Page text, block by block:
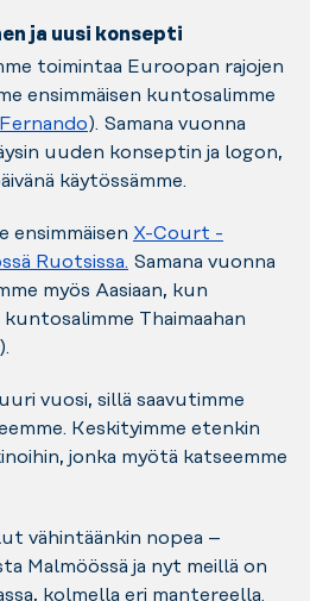
ja uusi konsepti
toimintaa Euroopan rajojen
ensimmäisen kuntosalimme
). Samana vuonna
uuden konseptin ja logon,
käytössämme.
ensimmäisen X-Court -
Ruotsissa. Samana vuonna
myös Aasiaan, kun
kuntosalimme Thaimaahan
).
vuosi, sillä saavutimme
Keskityimme etenkin
jonka myötä katseemme
vähintäänkin nopea –
Malmöössä ja nyt meillä on
kolmella eri mantereella.